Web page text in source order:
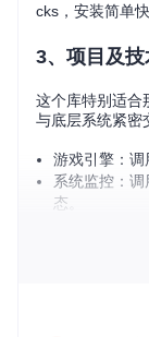
cks，安装简单快
3、项目及
这个库特别适合
与底层系统紧密
游戏引擎：调
系统监控：
态。
数据处理：